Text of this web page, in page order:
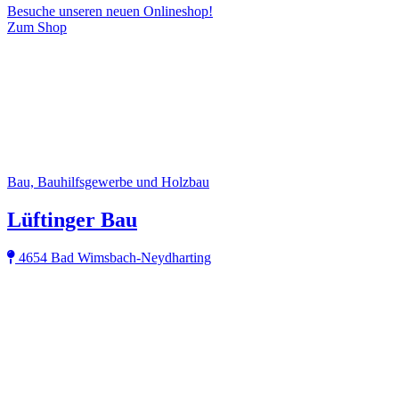
Besuche unseren neuen Onlineshop!
Zum Shop
Bau, Bauhilfsgewerbe und Holzbau
Lüftinger Bau
4654 Bad Wimsbach-Neydharting